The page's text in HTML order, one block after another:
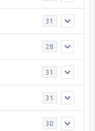
31
28
31
31
30